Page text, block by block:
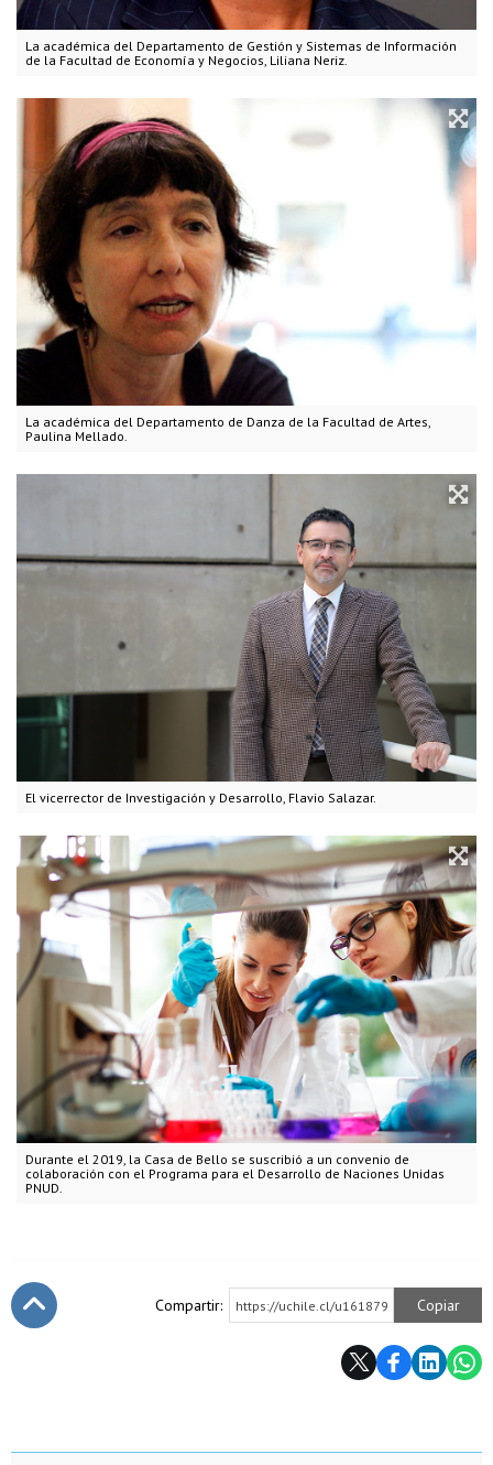
La académica del Departamento de Gestión y Sistemas de Información
de la Facultad de Economía y Negocios, Liliana Neriz.
La académica del Departamento de Danza de la Facultad de Artes,
Paulina Mellado.
El vicerrector de Investigación y Desarrollo, Flavio Salazar.
Durante el 2019, la Casa de Bello se suscribió a un convenio de
colaboración con el Programa para el Desarrollo de Naciones Unidas
PNUD.
Compartir: https://uchile.cl/u161879 Copiar